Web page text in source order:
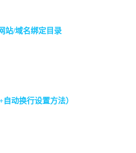
站/域名绑定目录
动换行设置方法）